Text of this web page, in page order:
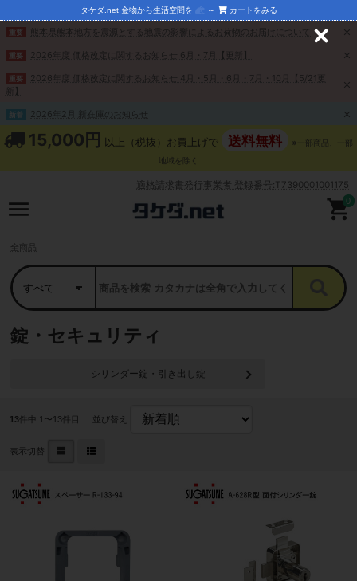
重要 熊本県熊本地方を震源とする地震の影響によるお荷物のお届けについて
重要 2026年度 価格改定に関するお知らせ 6月・7月【更新】
重要
2026年度 価格改定に関するお知らせ 4月・5月・6月・7月・10月【5/21更
新】
新着 2026年2月 新在庫のお知らせ
タケダ.net 金物から生活空間を ～ カートをみる
15,000円 以上（税抜）お買上げで 送料無料
※一部商品、一部
地域を除く
適格請求書発行事業者 登録番号:T7390001001175
0
全商品
錠・セキュリティ
シリンダー錠・引き出し錠
13件中 1〜13件目 並び替え
表示切替
C
s